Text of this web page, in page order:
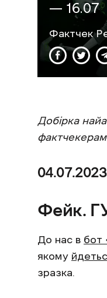
— 16.07
Фактчек
Добірка
04.07.2023
Фейк.
До нас в бот
якому
зразка.